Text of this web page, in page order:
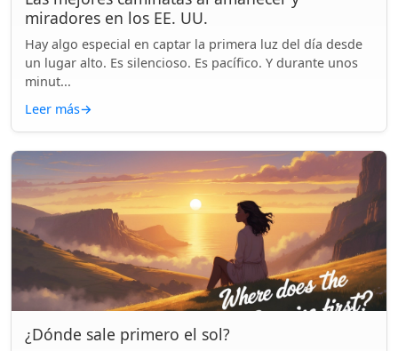
miradores en los EE. UU.
Hay algo especial en captar la primera luz del día desde
un lugar alto. Es silencioso. Es pacífico. Y durante unos
minut...
Leer más→
¿Dónde sale primero el sol?